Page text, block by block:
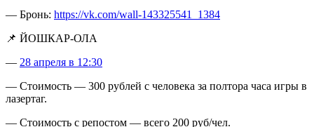
— Бронь: https://vk.com/wall-143325541_1384
📌 ЙОШКАР-ОЛА
— 28 апреля в 12:30
— Стоимость — 300 рублей с человека за полтора часа игры в
лазертаг.
— Стоимость с репостом — всего 200 руб/чел.